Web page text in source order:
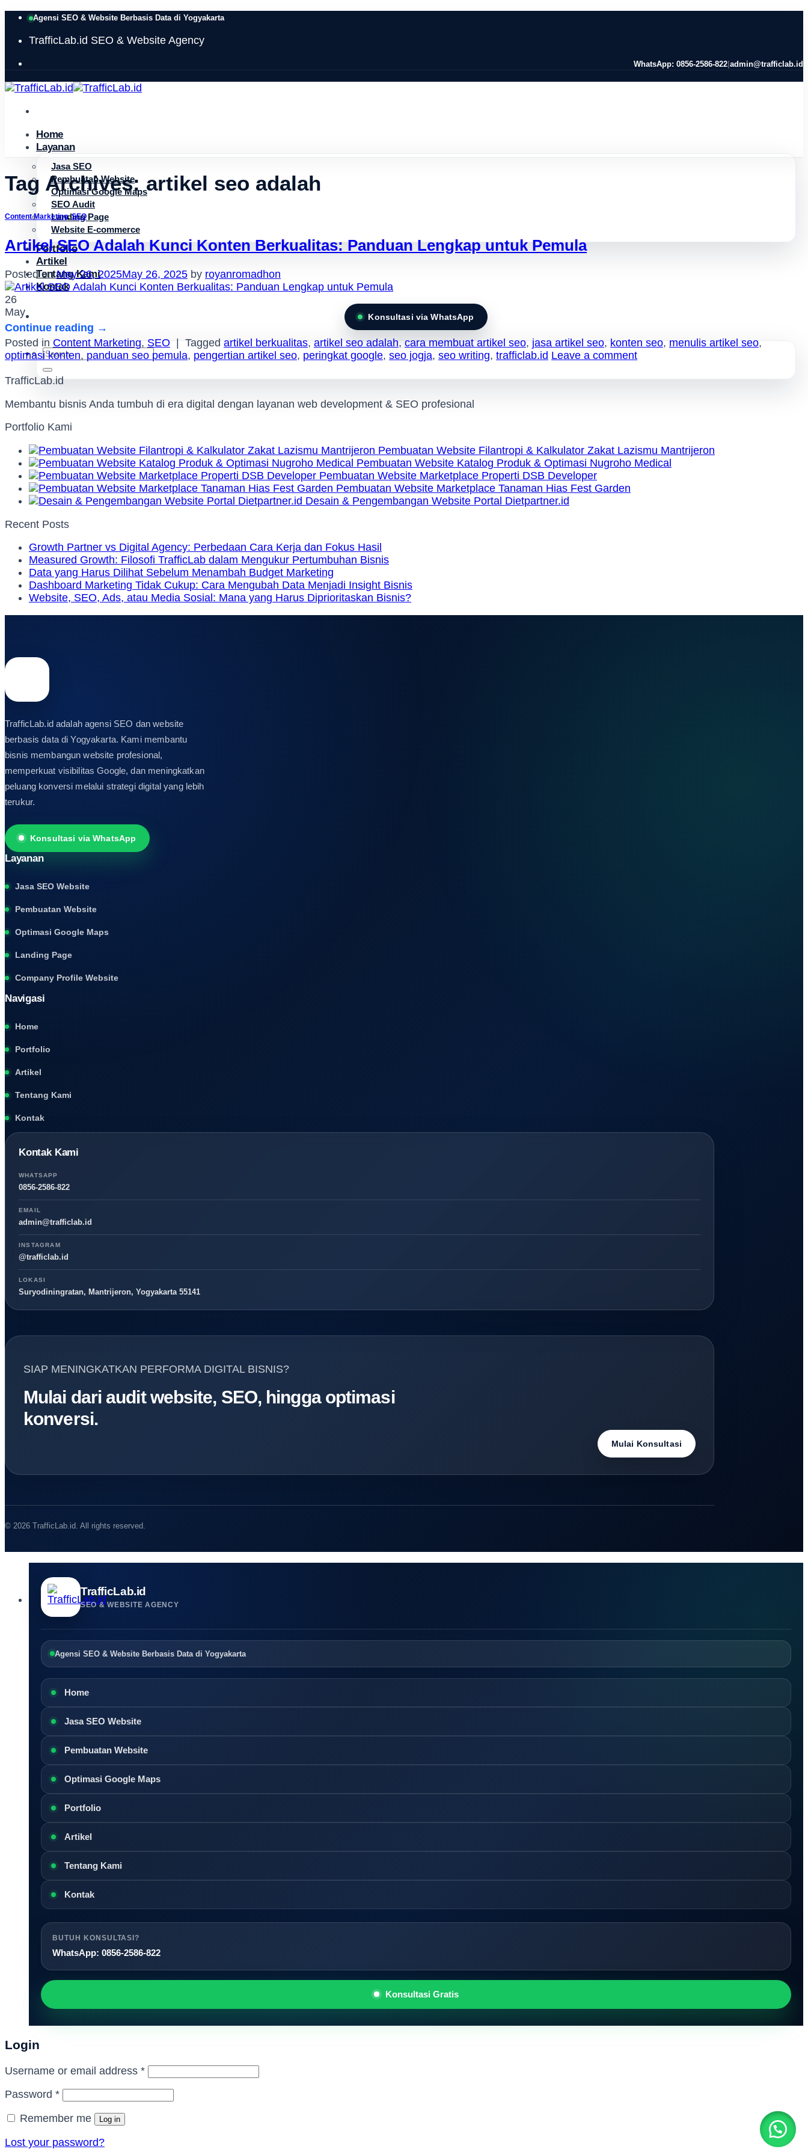
Skip
content
Agensi SEO & Website Berbasis Data di Yogyakarta
TrafficLab.id SEO & Website Agency
WhatsApp: 0856-2586-822 admin@trafficlab.id
Home
Layanan
Jasa SEO
Pembuatan Website
Optimasi Google Maps
SEO Audit
Landing Page
Website E-commerce
Portfolio
Artikel
Tentang Kami
Kontak
Konsultasi via WhatsApp
Search
for:
Tag Archives: artikel seo adalah
Content Marketing,SEO
Artikel SEO Adalah Kunci Konten Berkualitas: Panduan Lengkap untuk Pemula
Posted onMay 26, 2025May 26, 2025 by royanromadhon
26
May
Continue reading →
Posted in Content Marketing, SEO Tagged artikel berkualitas, artikel seo adalah,cara membuat artikel seo, jasa artikel seo, konten seo, menulis artikel seo,
optimasi konten, panduan seo pemula, pengertian artikel seo, peringkat google, seo jogja, seo writing, trafficlab.id Leave a comment
TrafficLab.id
Membantu bisnis Anda tumbuh di era digital dengan layanan web development & SEO profesional
Portfolio Kami
Pembuatan Website Filantropi & Kalkulator Zakat Lazismu Mantrijeron
Pembuatan Website Katalog Produk & Optimasi Nugroho Medical
Pembuatan Website Marketplace Properti DSB Developer
Pembuatan Website Marketplace Tanaman Hias Fest Garden
Desain & Pengembangan Website Portal Dietpartner.id
Recent Posts
Growth Partner vs Digital Agency: Perbedaan Cara Kerja dan Fokus Hasil
Measured Growth: Filosofi TrafficLab dalam Mengukur Pertumbuhan Bisnis
Data yang Harus Dilihat Sebelum Menambah Budget Marketing
Dashboard Marketing Tidak Cukup: Cara Mengubah Data Menjadi Insight Bisnis
Website, SEO, Ads, atau Media Sosial: Mana yang Harus Diprioritaskan Bisnis?
TrafficLab.id adalah agensi SEO dan website
berbasis data di Yogyakarta. Kami membantu
bisnis membangun website profesional,
memperkuat visibilitas Google, dan meningkatkan
peluang konversi melalui strategi digital yang lebih
terukur.
Konsultasi via WhatsApp
Layanan
Jasa SEO Website
Pembuatan Website
Optimasi Google Maps
Landing Page
Company Profile Website
Navigasi
Home
Portfolio
Artikel
Tentang Kami
Kontak
Kontak Kami
WHATSAPP
0856-2586-822
EMAIL
admin@trafficlab.id
INSTAGRAM
@trafficlab.id
LOKASI
Suryodiningratan, Mantrijeron, Yogyakarta 55141
SIAP MENINGKATKAN PERFORMA DIGITAL BISNIS?
Mulai dari audit website, SEO, hingga optimasi
konversi.
Mulai Konsultasi
© 2026 TrafficLab.id. All rights reserved.
TrafficLab.id
SEO & WEBSITE AGENCY
Agensi SEO & Website Berbasis Data di Yogyakarta
Home
Jasa SEO Website
Pembuatan Website
Optimasi Google Maps
Portfolio
Artikel
Tentang Kami
Kontak
BUTUH KONSULTASI?
WhatsApp: 0856-2586-822
Konsultasi Gratis
Login
Username or email address *Required
Password *Required
Remember me Log in
Lost your password?